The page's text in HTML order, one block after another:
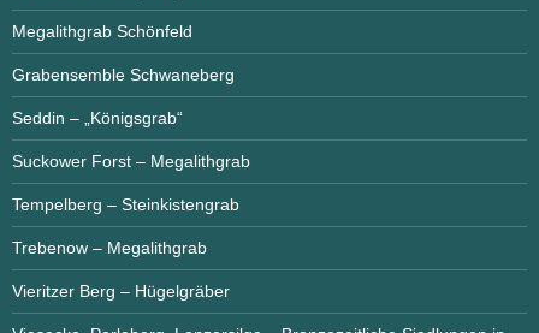
Megalithgrab Schönfeld
Grabensemble Schwaneberg
Seddin – „Königsgrab“
Suckower Forst – Megalithgrab
Tempelberg – Steinkistengrab
Trebenow – Megalithgrab
Vieritzer Berg – Hügelgräber